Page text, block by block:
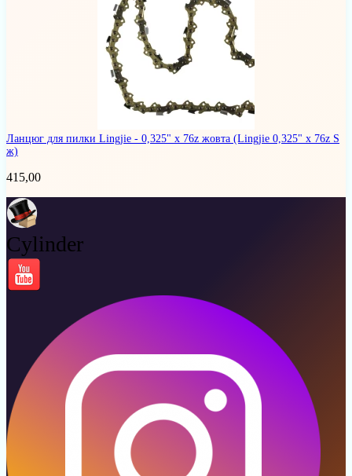
Ланцюг для пилки Lingjie - 0,325" x 76z жовта (Lingjie 0,325" x 76z S
ж)
415,00
Cylinder